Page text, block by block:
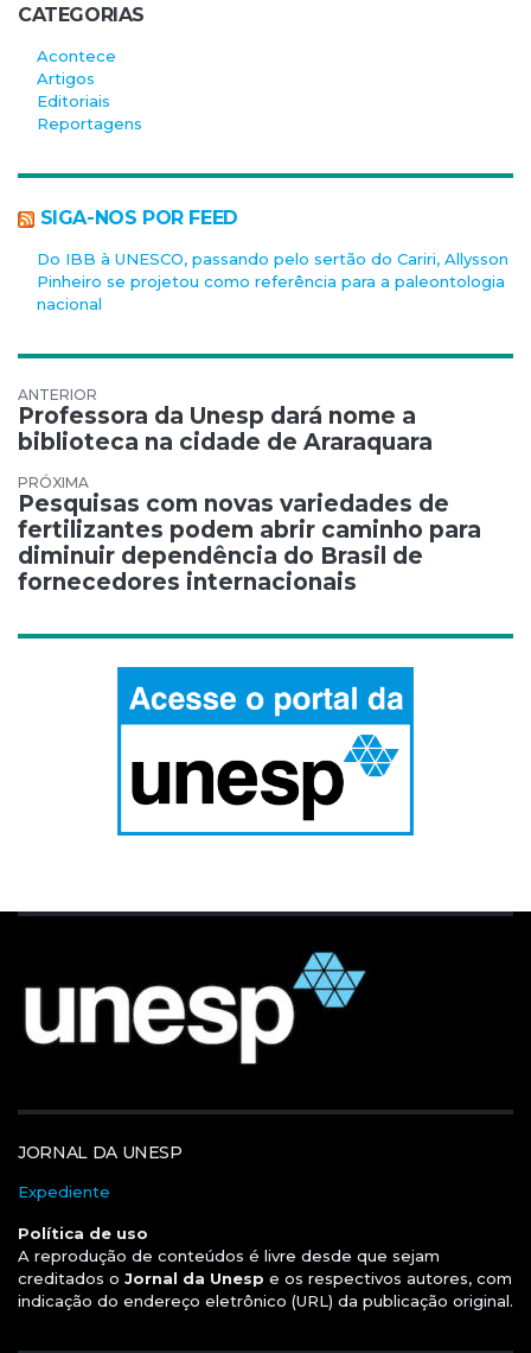
CATEGORIAS
Acontece
Artigos
Editoriais
Reportagens
SIGA-NOS POR FEED
Do IBB à UNESCO, passando pelo sertão do Cariri, Allysson
Pinheiro se projetou como referência para a paleontologia
nacional
Navegação de Post
Professora da Unesp dará nome a
biblioteca na cidade de Araraquara
Pesquisas com novas variedades de
fertilizantes podem abrir caminho para
diminuir dependência do Brasil de
fornecedores internacionais
JORNAL DA UNESP
Expediente
Política de uso
A reprodução de conteúdos é livre desde que sejam
creditados o Jornal da Unesp e os respectivos autores, com
indicação do endereço eletrônico (URL) da publicação original.